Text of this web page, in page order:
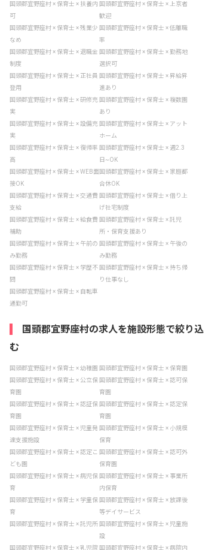
国頭郡宜野座村 × 保育士 × 扶養内
可
国頭郡宜野座村 × 保育士 × 上京者
歓迎
国頭郡宜野座村 × 保育士 × 残業少
なめ
国頭郡宜野座村 × 保育士 × 低離職
率
国頭郡宜野座村 × 保育士 × 退職金
制度
国頭郡宜野座村 × 保育士 × 勤務地
選択可
国頭郡宜野座村 × 保育士 × 正社員
登用
国頭郡宜野座村 × 保育士 × 昇給昇
進あり
国頭郡宜野座村 × 保育士 × 研修充
実
国頭郡宜野座村 × 保育士 × 複数園
あり
国頭郡宜野座村 × 保育士 × 設備充
実
国頭郡宜野座村 × 保育士 × アット
ホーム
国頭郡宜野座村 × 保育士 × 復帰率
高
国頭郡宜野座村 × 保育士 × 週2.3
日~OK
国頭郡宜野座村 × 保育士 × WEB面
接OK
国頭郡宜野座村 × 保育士 × 家庭都
合休OK
国頭郡宜野座村 × 保育士 × 交通費
支給
国頭郡宜野座村 × 保育士 × 借り上
げ社宅制度
国頭郡宜野座村 × 保育士 × 給食費
補助
国頭郡宜野座村 × 保育士 × 託児
所・保育支援あり
国頭郡宜野座村 × 保育士 × 午前の
み勤務
国頭郡宜野座村 × 保育士 × 午後の
み勤務
国頭郡宜野座村 × 保育士 × 学歴不
問
国頭郡宜野座村 × 保育士 × 持ち帰
り仕事なし
国頭郡宜野座村 × 保育士 × 自転車
通勤可
国頭郡宜野座村の求人を施設形態で絞り込
む
国頭郡宜野座村 × 保育士 × 幼稚園 国頭郡宜野座村 × 保育士 × 保育園
国頭郡宜野座村 × 保育士 × 公立保
育園
国頭郡宜野座村 × 保育士 × 認可保
育園
国頭郡宜野座村 × 保育士 × 認証保
育園
国頭郡宜野座村 × 保育士 × 認定保
育園
国頭郡宜野座村 × 保育士 × 児童発
達支援施設
国頭郡宜野座村 × 保育士 × 小規模
保育
国頭郡宜野座村 × 保育士 × 認定こ
ども園
国頭郡宜野座村 × 保育士 × 認可外
保育園
国頭郡宜野座村 × 保育士 × 病児保
育
国頭郡宜野座村 × 保育士 × 事業所
内保育
国頭郡宜野座村 × 保育士 × 学童保
育
国頭郡宜野座村 × 保育士 × 放課後
等デイサービス
国頭郡宜野座村 × 保育士 × 託児所 国頭郡宜野座村 × 保育士 × 児童施
設
国頭郡宜野座村 × 保育士 × 乳児院 国頭郡宜野座村 × 保育士 × 病院内